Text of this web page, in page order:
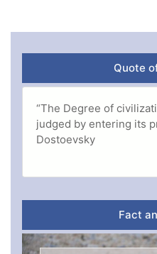
Quote
“The Degree of
judged by entering its
Dostoevsky
Fact